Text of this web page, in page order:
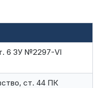
6 ЗУ №2297-VI
ст. 44 ПК